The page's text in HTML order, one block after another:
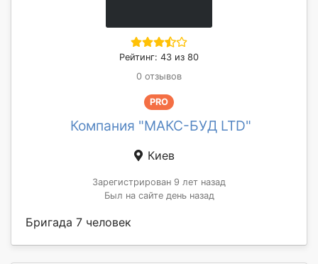
Рейтинг: 43 из 80
0 отзывов
PRO
Компания "МАКС-БУД LTD"
Киев
Зарегистрирован 9 лет назад
Был на сайте день назад
Бригада 7 человек